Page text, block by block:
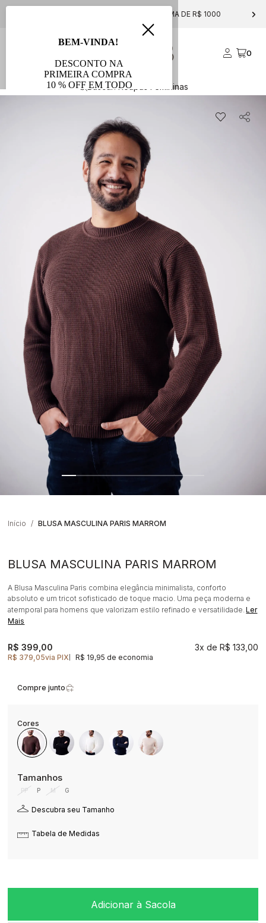
FRETE GRÁTIS PARA COMPRAS ACIMA DE R$ 1000
0
Início BLUSA MASCULINA PARIS MARROM
BLUSA MASCULINA PARIS MARROM
A Blusa Masculina Paris combina elegância minimalista, conforto
absoluto e um tricot sofisticado de toque macio. Uma peça moderna e
atemporal para homens que valorizam estilo refinado e versatilidade.Ler
Mais
R$ 379,05via PIX R$ 19,95 de economia
R$ 399,00 3x R$ 133,00
Compre junto
PP P M G
Descubra seu Tamanho
Tabela de Medidas
Adicionar à Sacola